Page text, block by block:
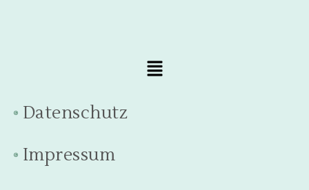
Datenschutz
Impressum